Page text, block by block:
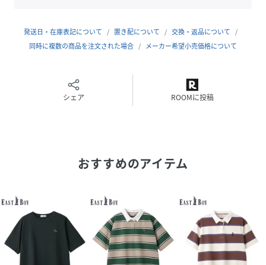
商品は「お気に入り」登録がおすすめ！お気に入り登録商品
は、マイページにて現在の価格情報や在庫状況の確認ができ
▼ブランドのお気に入り登録！(「お気に入りショップに追
加」をクリック)新商品の入荷、タイムセールやポイントアッ
原産国
綿100%
9、11
発送日・在庫表記について 置き配について
交換・返品について
同時に複数の商品を注文された場合
メーカー希望小売価格について
シェア ROOMに投稿
おすすめのアイテム